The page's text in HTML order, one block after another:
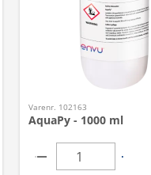
Varenr. 102163
AquaPy - 1000 ml